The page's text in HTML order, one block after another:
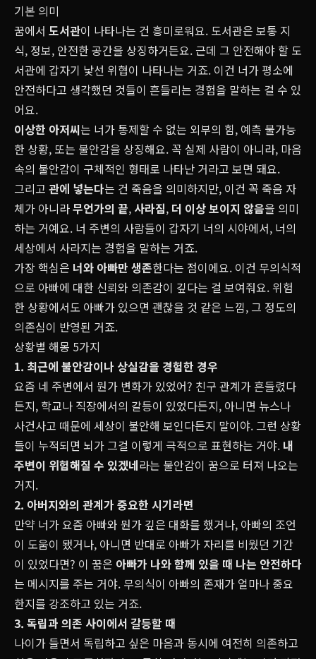
기본 의미
꿈에서 도서관이 나타나는 건 흥미로워요. 도서관은 보통 지
식, 정보, 안전한 공간을 상징하거든요. 근데 그 안전해야 할 도
서관에 갑자기 낯선 위협이 나타나는 거죠. 이건 너가 평소에
안전하다고 생각했던 것들이 흔들리는 경험을 말하는 걸 수 있
어요.
이상한 아저씨는 너가 통제할 수 없는 외부의 힘, 예측 불가능
한 상황, 또는 불안감을 상징해요. 꼭 실제 사람이 아니라, 마음
속의 불안감이 구체적인 형태로 나타난 거라고 보면 돼요.
그리고 관에 넣는다는 건 죽음을 의미하지만, 이건 꼭 죽음 자
체가 아니라무언가의 끝, 사라짐, 더 이상 보이지 않음을 의미
하는 거예요. 너 주변의 사람들이 갑자기 너의 시야에서, 너의
세상에서 사라지는 경험을 말하는 거죠.
가장 핵심은 너와 아빠만 생존한다는 점이에요. 이건 무의식적
으로 아빠에 대한 신뢰와 의존감이 깊다는 걸 보여줘요. 위험
한 상황에서도 아빠가 있으면 괜찮을 것 같은 느낌, 그 정도의
의존심이 반영된 거죠.
상황별 해몽 5가지
1. 최근에 불안감이나 상실감을 경험한 경우
요즘 네 주변에서 뭔가 변화가 있었어? 친구 관계가 흔들렸다
든지, 학교나 직장에서의 갈등이 있었다든지, 아니면 뉴스나
사건사고 때문에 세상이 불안해 보인다든지 말이야. 그런 상황
들이 누적되면 뇌가 그걸 이렇게 극적으로 표현하는 거야. 내
주변이 위험해질 수 있겠네라는 불안감이 꿈으로 터져 나오는
거지.
2. 아버지와의 관계가 중요한 시기라면
만약 너가 요즘 아빠와 뭔가 깊은 대화를 했거나, 아빠의 조언
이 도움이 됐거나, 아니면 반대로 아빠가 자리를 비웠던 기간
이 있었다면? 이 꿈은 아빠가 나와 함께 있을 때 나는 안전하다
는 메시지를 주는 거야. 무의식이 아빠의 존재가 얼마나 중요
한지를 강조하고 있는 거죠.
3. 독립과 의존 사이에서 갈등할 때
나이가 들면서 독립하고 싶은 마음과 동시에 여전히 의존하고